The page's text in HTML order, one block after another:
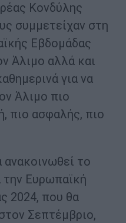
Κονδύλης
συμμετείχαν στη
Εβδομάδας
Άλιμο αλλά και
για να
Άλιμο πιο
πιο ασφαλής, πιο
το
Ευρωπαϊκή
2024, που θα
Σεπτέμβριο,